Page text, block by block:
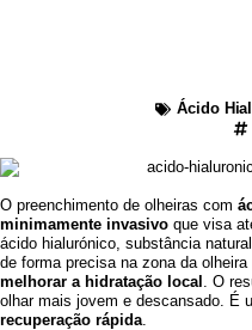
Ácido
O preenchimento de olheiras com
minimamente invasivo que visa
ácido hialurónico, substância
de forma precisa na zona da olheira
melhorar a hidratação local
. O
olhar mais jovem e descansado. É
recuperação rápida